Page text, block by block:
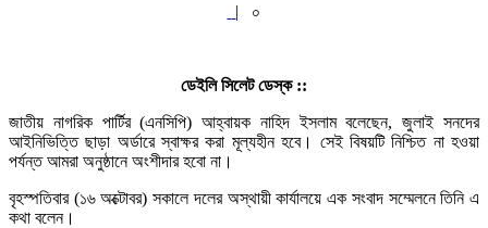
|
০
ডেইলি সিলেট ডেস্ক ::
জাতীয় নাগরিক পার্টির (এনসিপি) আহ্বায়ক নাহিদ ইসলাম বলেছেন, জুলাই সনদের
আইনিভিত্তি ছাড়া অর্ডারে স্বাক্ষর করা মূল্যহীন হবে। সেই বিষয়টি নিশ্চিত না হওয়া
পর্যন্ত আমরা অনুষ্ঠানে অংশীদার হবো না।
বৃহস্পতিবার (১৬ অক্টোবর) সকালে দলের অস্থায়ী কার্যালয়ে এক সংবাদ সম্মেলনে তিনি এ
কথা বলেন।